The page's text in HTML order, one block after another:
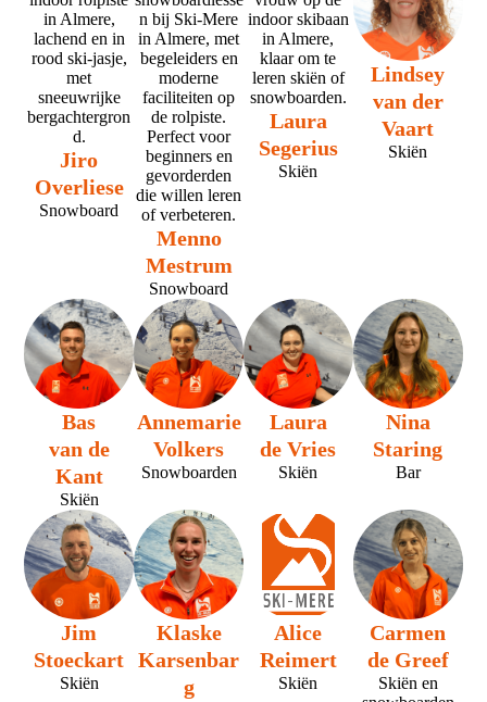
Jiro
Overliese
Snowboard
Menno
Mestrum
Snowboard
Laura
Segerius
Skiën
Lindsey
van der
Vaart
Skiën
Bas
van de
Kant
Skiën
Annemarie
Volkers
Snowboarden
Laura
de Vries
Skiën
Nina
Staring
Bar
Jim
Stoeckart
Skiën
Klaske
Karsenbar
g
Alice
Reimert
Skiën
Carmen
de Greef
Skiën en